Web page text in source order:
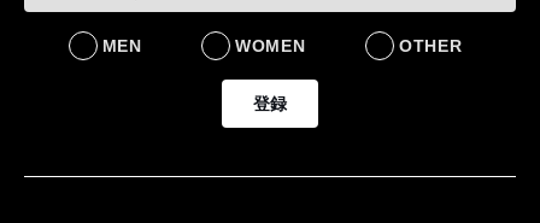
MEN WOMEN OTHER
登録